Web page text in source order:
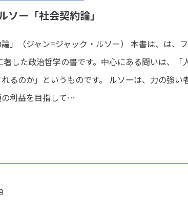
ソー「社会契約論」
論」（ジャン=ジャック・ルソー） 本書は、は、
著した政治哲学の書です。中心にある問いは、
るのか」というものです。 ルソーは、力の強
利益を目指して…